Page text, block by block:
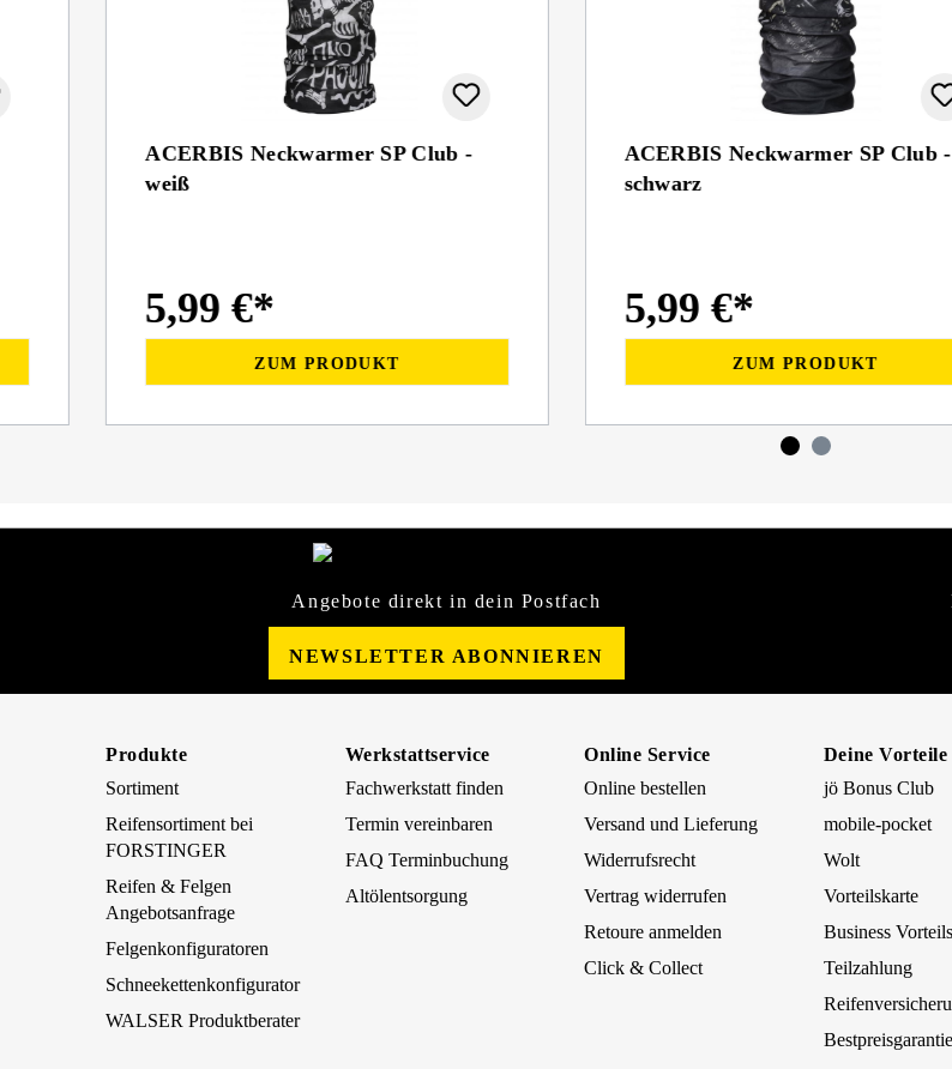
ACERBIS Neckwarmer SP Club -
weiß
5,99 €*
ZUM PRODUKT
ACERBIS Neckwarmer SP Club -
schwarz
5,99 €*
ZUM PRODUKT
Angebote direkt in dein Postfach
NEWSLETTER ABONNIEREN
Produkte
Sortiment
Reifensortiment bei
FORSTINGER
Reifen & Felgen
Angebotsanfrage
Felgenkonfiguratoren
Schneekettenkonfigurator
WALSER Produktberater
Werkstattservice
Fachwerkstatt finden
Termin vereinbaren
FAQ Terminbuchung
Altölentsorgung
Online Service
Online bestellen
Versand und Lieferung
Widerrufsrecht
Vertrag widerrufen
Retoure anmelden
Click & Collect
Deine Vorteile
jö Bonus Club
mobile-pocket
Wolt
Vorteilskarte
Business
Teilzahlung
Bestpreisgarantie